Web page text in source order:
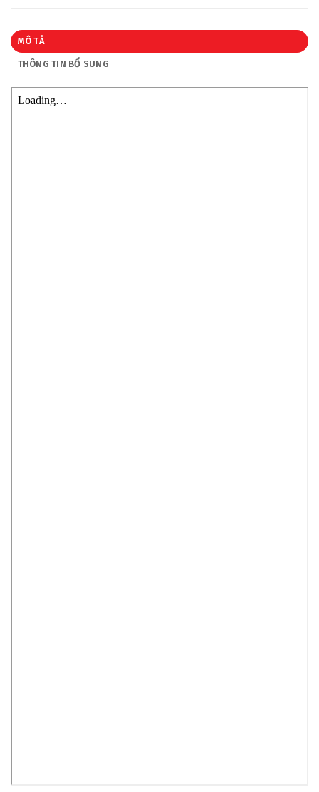
MÔ TẢ
THÔNG TIN BỔ SUNG